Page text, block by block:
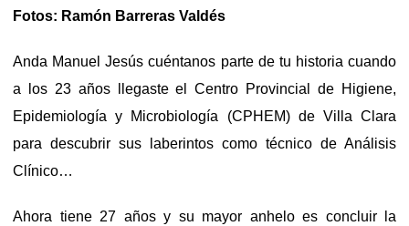
Fotos: Ramón Barreras Valdés
Anda Manuel Jesús cuéntanos parte de tu historia cuando
a los 23 años llegaste el Centro Provincial de Higiene,
Epidemiología y Microbiología (CPHEM) de Villa Clara
para descubrir sus laberintos como técnico de Análisis
Clínico…
Ahora tiene 27 años y su mayor anhelo es concluir la